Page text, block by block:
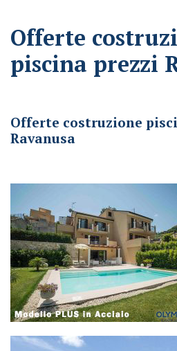
Offerte
piscina prezzi
Offerte costruzione
Ravanusa